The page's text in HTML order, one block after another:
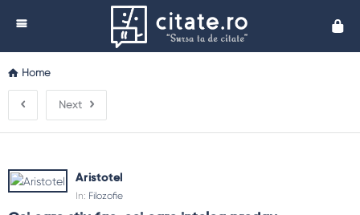
Home
Next
Aristotel
In: Filozofie